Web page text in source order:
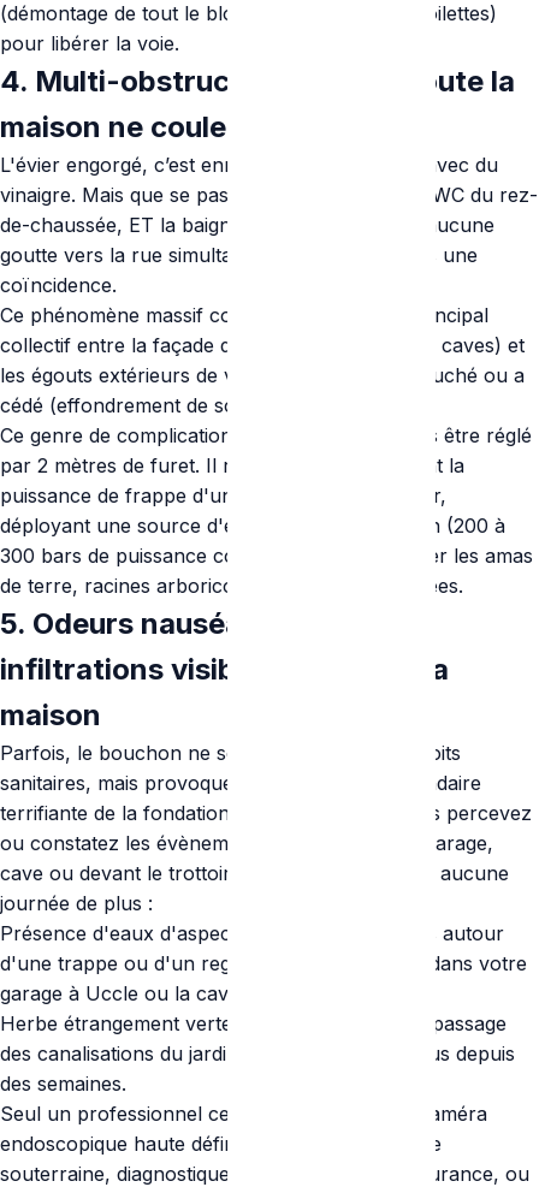
(démontage de tout le bloc en porcelaine des toilettes)
pour libérer la voie.
4. Multi-obstruction : Quand toute la
maison ne coule plus
L'évier engorgé, c’est ennuyeux, mais gérable avec du
vinaigre. Mais que se passe-t-il si vos éviers, le WC du rez-
de-chaussée, ET la baignoire ne drainent plus aucune
goutte vers la rue simultanément ? Ce n'est pas une
coïncidence.
Ce phénomène massif confirme que le drain principal
collectif entre la façade de votre maison (ou les caves) et
les égouts extérieurs de votre commune est bouché ou a
cédé (effondrement de sol).
Ce genre de complication profonde ne peut pas être réglé
par 2 mètres de furet. Il réclame obligatoirement la
puissance de frappe d'un véhicule Hydrocureur,
déployant une source d'eau très haute pression (200 à
300 bars de puissance continue) pour pulvériser les amas
de terre, racines arboricoles ou graisses pétrifiées.
5. Odeurs nauséabondes et
infiltrations visibles autour de la
maison
Parfois, le bouchon ne se trouve pas aux endroits
sanitaires, mais provoque une inondation secondaire
terrifiante de la fondation de l'immeuble. Si vous percevez
ou constatez les évènements suivants dans le garage,
cave ou devant le trottoir bruxellois, n'attendez aucune
journée de plus :
Présence d'eaux d'aspect et d'odeur douteuses autour
d'une trappe ou d'un regard de raccordement dans votre
garage à Uccle ou la cave à Schaerbeek.
Herbe étrangement verte ou sol moite près du passage
des canalisations du jardin alors qu’il n'a pas plus depuis
des semaines.
Seul un professionnel certifié déploiera une "Caméra
endoscopique haute définition" pour voir la fuite
souterraine, diagnostiquer l'urgence pour l'assurance, ou